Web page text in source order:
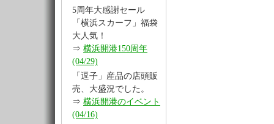
5周年大感謝セール
「横浜スカーフ」福袋
大人気！
⇒ 横浜開港150周年
(04/29)
「逗子」産品の店頭販
売、大盛況でした。
⇒ 横浜開港のイベント
(04/16)